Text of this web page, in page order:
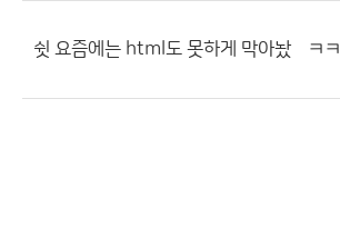
쉿 요즘에는 html도 못하게 막아놨냌ㅋㅋ